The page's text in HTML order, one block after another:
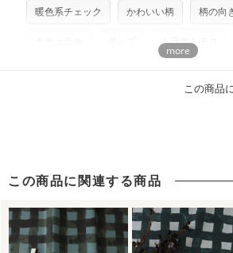
注意ください。型紙自体の転用・販売お
商用利用についての詳細はこちら
暖色系チェック かわいい柄 柄の向
ムラタトモコ
この商品
この商品に関連する商品